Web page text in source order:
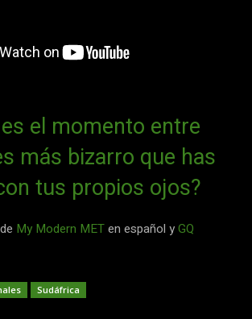
el momento entre
más bizarro que has
tus propios ojos?
My Modern METen español yGQ
Sudáfrica